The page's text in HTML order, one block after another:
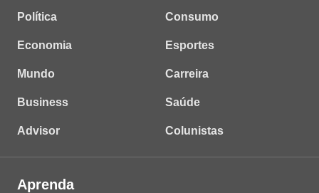
Política
Economia
Mundo
Business
Advisor
Consumo
Esportes
Carreira
Saúde
Colunistas
Aprenda